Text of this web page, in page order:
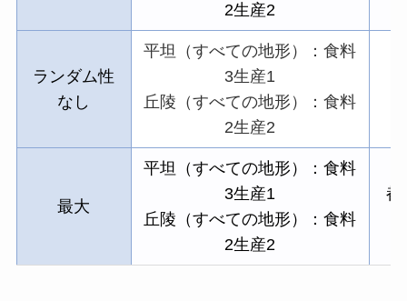
2生産2
ランダム性
なし
平坦（すべての地形）：食料
3生産1
丘陵（すべての地形）：食料
2生産2
最大
平坦（すべての地形）：食料
3生産1
丘陵（すべての地形）：食料
2生産2
都